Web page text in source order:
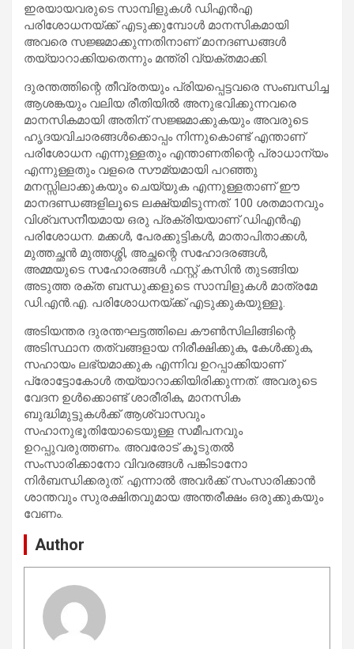
ഇരയായവരുടെ സാമ്പിളുകള്‍ ഡിഎന്‍എ
പരിശോധനയ്ക്ക് എടുക്കുമ്പോള്‍ മാനസികമായി
അവരെ സജ്ജമാക്കുന്നതിനാണ് മാനദണ്ഡങ്ങള്‍
തയ്യാറാക്കിയതെന്നും മന്ത്രി വ്യക്തമാക്കി.
ദുരന്തത്തിന്റെ തീവ്രതയും പ്രിയപ്പെട്ടവരെ സംബന്ധിച്ച
ആശങ്കയും വലിയ രീതിയില്‍ അനുഭവിക്കുന്നവരെ
മാനസികമായി അതിന് സജ്ജമാക്കുകയും അവരുടെ
ഹൃദയവിചാരങ്ങള്‍ക്കൊപ്പം നിന്നുകൊണ്ട് എന്താണ്
പരിശോധന എന്നുള്ളതും എന്താണതിന്റെ പ്രാധാന്യം
എന്നുള്ളതും വളരെ സൗമ്യമായി പറഞ്ഞു
മനസ്സിലാക്കുകയും ചെയ്യുക എന്നുള്ളതാണ് ഈ
മാനദണ്ഡങ്ങളിലൂടെ ലക്ഷ്യമിടുന്നത്. 100 ശതമാനവും
വിശ്വസനീയമായ ഒരു പ്രക്രിയയാണ് ഡിഎന്‍എ
പരിശോധന. മക്കള്‍, പേരക്കുട്ടികള്‍, മാതാപിതാക്കള്‍,
മുത്തച്ഛന്‍ മുത്തശ്ശി, അച്ഛന്റെ സഹോദരങ്ങള്‍,
അമ്മയുടെ സഹോരങ്ങള്‍ ഫസ്റ്റ് കസിന്‍ തുടങ്ങിയ
അടുത്ത രക്ത ബന്ധുക്കളുടെ സാമ്പിളുകള്‍ മാത്രമേ
ഡി.എന്‍.എ. പരിശോധനയ്ക്ക് എടുക്കുകയുള്ളൂ.
അടിയന്തര ദുരന്തഘട്ടത്തിലെ കൗണ്‍സിലിങ്ങിന്റെ
അടിസ്ഥാന തത്വങ്ങളായ നിരീക്ഷിക്കുക, കേള്‍ക്കുക,
സഹായം ലഭ്യമാക്കുക എന്നിവ ഉറപ്പാക്കിയാണ്
പ്രോട്ടോകോള്‍ തയ്യാറാക്കിയിരിക്കുന്നത്. അവരുടെ
വേദന ഉള്‍ക്കൊണ്ട് ശാരീരിക, മാനസിക
ബുദ്ധിമുട്ടുകള്‍ക്ക് ആശ്വാസവും
സഹാനുഭൂതിയോടെയുള്ള സമീപനവും
ഉറപ്പുവരുത്തണം. അവരോട് കൂടുതല്‍
സംസാരിക്കാനോ വിവരങ്ങള്‍ പങ്കിടാനോ
നിര്‍ബന്ധിക്കരുത്. എന്നാല്‍ അവര്‍ക്ക് സംസാരിക്കാന്‍
ശാന്തവും സുരക്ഷിതവുമായ അന്തരീക്ഷം ഒരുക്കുകയും
വേണം.
Author